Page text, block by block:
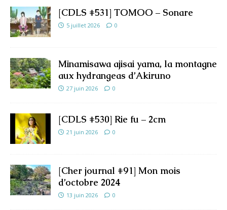
[CDLS #531] TOMOO – Sonare
5 juillet 2026 0
Minamisawa ajisai yama, la montagne
aux hydrangeas d’Akiruno
27 juin 2026 0
[CDLS #530] Rie fu – 2cm
21 juin 2026 0
[Cher journal #91] Mon mois
d’octobre 2024
13 juin 2026 0